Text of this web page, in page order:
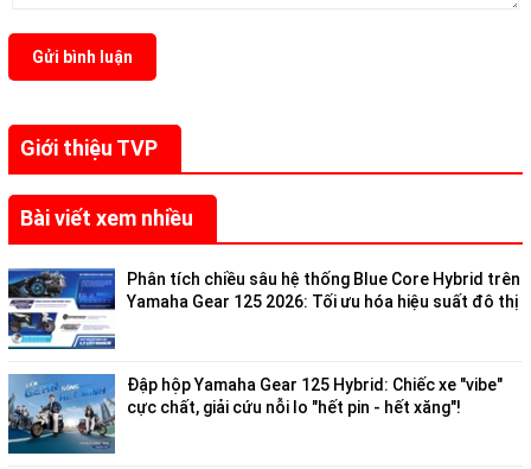
Giới thiệu TVP
Bài viết xem nhiều
Phân tích chiều sâu hệ thống Blue Core Hybrid trên
Yamaha Gear 125 2026: Tối ưu hóa hiệu suất đô thị
Đập hộp Yamaha Gear 125 Hybrid: Chiếc xe "vibe"
cực chất, giải cứu nỗi lo "hết pin - hết xăng"!
Gửi bình luận